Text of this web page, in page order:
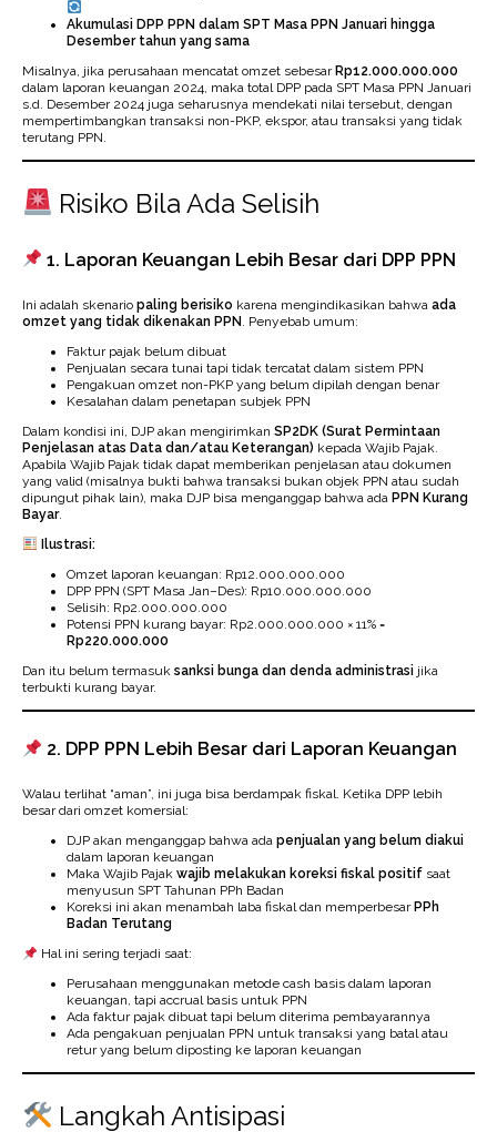
Akumulasi DPP PPN dalam SPT Masa PPN Januari hingga
Desember tahun yang sama
Misalnya, jika perusahaan mencatat omzet sebesarRp12.000.000.000
dalam laporan keuangan 2024, maka total DPP pada SPT Masa PPN Januari
s.d. Desember 2024 juga seharusnya mendekati nilai tersebut, dengan
mempertimbangkan transaksi non-PKP, ekspor, atau transaksi yang tidak
terutang PPN.
Risiko Bila Ada Selisih
1. Laporan Keuangan Lebih Besar dari DPP PPN
Ini adalah skenario paling berisiko karena mengindikasikan bahwa ada
omzet yang tidak dikenakan PPN . Penyebab umum:
Faktur pajak belum dibuat
Penjualan secara tunai tapi tidak tercatat dalam sistem PPN
Pengakuan omzet non-PKP yang belum dipilah dengan benar
Kesalahan dalam penetapan subjek PPN
Dalam kondisi ini, DJP akan mengirimkan SP2DK (Surat Permintaan
Penjelasan atas Data dan/atau Keterangan) kepada Wajib Pajak.
Apabila Wajib Pajak tidak dapat memberikan penjelasan atau dokumen
yang valid (misalnya bukti bahwa transaksi bukan objek PPN atau sudah
dipungut pihak lain), maka DJP bisa menganggap bahwa ada PPN Kurang
Bayar.
Ilustrasi:
Omzet laporan keuangan: Rp12.000.000.000
DPP PPN (SPT Masa Jan–Des): Rp10.000.000.000
Selisih: Rp2.000.000.000
Potensi PPN kurang bayar: Rp2.000.000.000 × 11% =
Rp220.000.000
Dan itu belum termasuk sanksi bunga dan denda administrasi jika
terbukti kurang bayar.
2. DPP PPN Lebih Besar dari Laporan Keuangan
Walau terlihat “aman”, ini juga bisa berdampak fiskal. Ketika DPP lebih
besar dari omzet komersial:
DJP akan menganggap bahwa ada penjualan yang belum diakui
dalam laporan keuangan
Maka Wajib Pajak wajib melakukan koreksi fiskal positif saat
menyusun SPT Tahunan PPh Badan
Koreksi ini akan menambah laba fiskal dan memperbesar PPh
Badan Terutang
Hal ini sering terjadi saat:
Perusahaan menggunakan metode cash basis dalam laporan
keuangan, tapi accrual basis untuk PPN
Ada faktur pajak dibuat tapi belum diterima pembayarannya
Ada pengakuan penjualan PPN untuk transaksi yang batal atau
retur yang belum diposting ke laporan keuangan
Langkah Antisipasi